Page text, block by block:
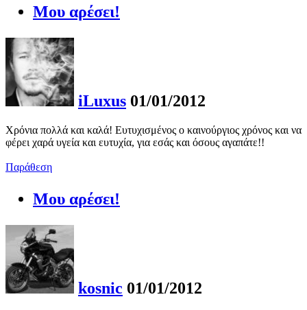
Μου αρέσει!
iLuxus 01/01/2012
Χρόνια πολλά και καλά! Ευτυχισμένος ο καινούργιος χρόνος και να
φέρει χαρά υγεία και ευτυχία, για εσάς και όσους αγαπάτε!!
Παράθεση
Μου αρέσει!
kosnic 01/01/2012